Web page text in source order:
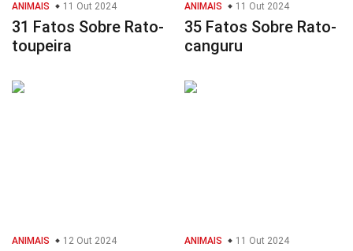
ANIMAIS 11 Out 2024
31 Fatos Sobre Rato-
toupeira
ANIMAIS 11 Out 2024
35 Fatos Sobre Rato-
canguru
ANIMAIS 12 Out 2024 ANIMAIS 11 Out 2024